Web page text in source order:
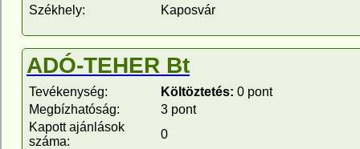
Székhely:
Kaposvár
ADÓ-TEHER Bt
Tevékenység: Költöztetés: 0 pont
Megbízhatóság:
3 pont
Kapott ajánlások
száma:
0